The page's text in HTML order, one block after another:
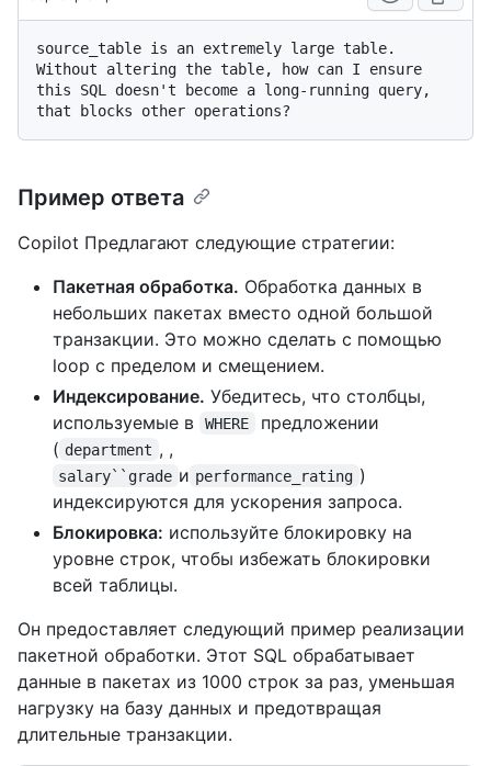
source_table is an extremely large table.
Without altering the table, how can I ensure
this SQL doesn't become a long-running query,
Пример ответа
Copilot Предлагают следующие стратегии:
Пакетная обработка. Обработка данных в
небольших пакетах вместо одной большой
транзакции. Это можно сделать с помощью
loop с пределом и смещением.
Индексирование. Убедитесь, что столбцы,
используемые в
WHERE
предложении
( department , ,
salary``grade и performance_rating )
индексируются для ускорения запроса.
Блокировка: используйте блокировку на
уровне строк, чтобы избежать блокировки
всей таблицы.
Он предоставляет следующий пример реализации
пакетной обработки. Этот SQL обрабатывает
данные в пакетах из 1000 строк за раз, уменьшая
нагрузку на базу данных и предотвращая
длительные транзакции.